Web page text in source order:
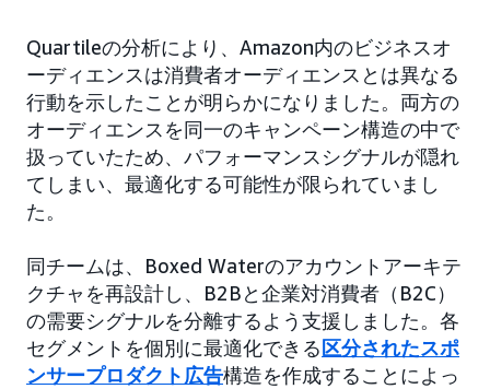
Quartileの分析により、Amazon内のビジネスオ
ーディエンスは消費者オーディエンスとは異なる
行動を示したことが明らかになりました。両方の
オーディエンスを同一のキャンペーン構造の中で
扱っていたため、パフォーマンスシグナルが隠れ
てしまい、最適化する可能性が限られていまし
た。
同チームは、Boxed Waterのアカウントアーキテ
クチャを再設計し、B2Bと企業対消費者（B2C）
の需要シグナルを分離するよう支援しました。各
セグメントを個別に最適化できる区分されたスポ
ンサープロダクト広告構造を作成することによっ